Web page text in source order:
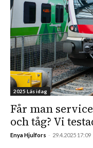
2025 Läs idag
Får man
och tåg? Vi
Enya Hjulfors - 29.4.2025 17:09